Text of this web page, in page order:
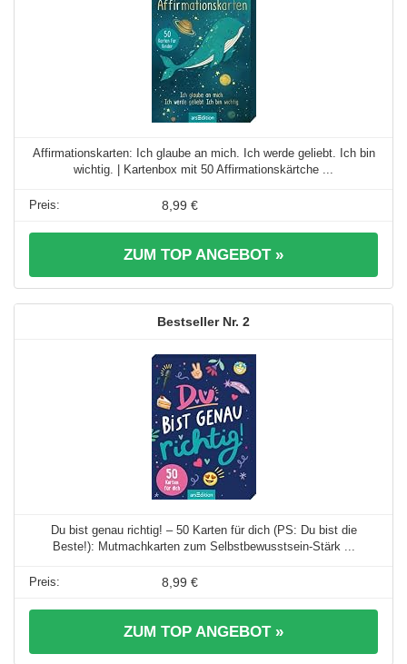
Affirmationskarten: Ich glaube an mich. Ich werde geliebt. Ich bin
wichtig. | Kartenbox mit 50 Affirmationskärtche ...
8,99 €
ZUM TOP ANGEBOT »
2
Du bist genau richtig! – 50 Karten für dich (PS: Du bist die
Beste!): Mutmachkarten zum Selbstbewusstsein-Stärk ...
8,99 €
ZUM TOP ANGEBOT »